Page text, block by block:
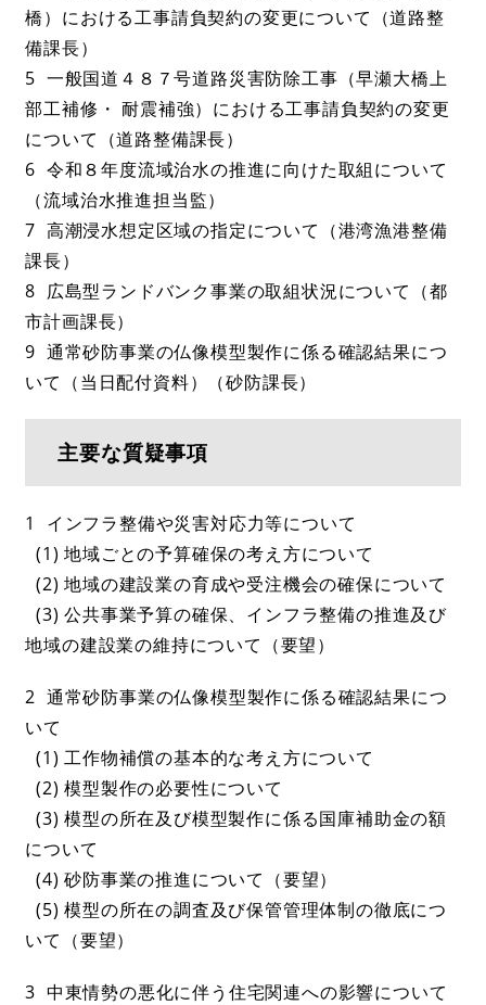
橋）における工事請負契約の変更について（道路整
備課長）
5 一般国道４８７号道路災害防除工事（早瀬大橋上
部工補修・ 耐震補強）における工事請負契約の変更
について（道路整備課長）
6 令和８年度流域治水の推進に向けた取組について
（流域治水推進担当監）
7 高潮浸水想定区域の指定について（港湾漁港整備
課長）
8 広島型ランドバンク事業の取組状況について（都
市計画課長）
9 通常砂防事業の仏像模型製作に係る確認結果につ
いて（当日配付資料）（砂防課長）
主要な質疑事項
1 インフラ整備や災害対応力等について
(1) 地域ごとの予算確保の考え方について
(2) 地域の建設業の育成や受注機会の確保について
(3) 公共事業予算の確保、インフラ整備の推進及び
地域の建設業の維持について（要望）
2 通常砂防事業の仏像模型製作に係る確認結果につ
いて
(1) 工作物補償の基本的な考え方について
(2) 模型製作の必要性について
(3) 模型の所在及び模型製作に係る国庫補助金の額
について
(4) 砂防事業の推進について（要望）
(5) 模型の所在の調査及び保管管理体制の徹底につ
いて（要望）
3 中東情勢の悪化に伴う住宅関連への影響について